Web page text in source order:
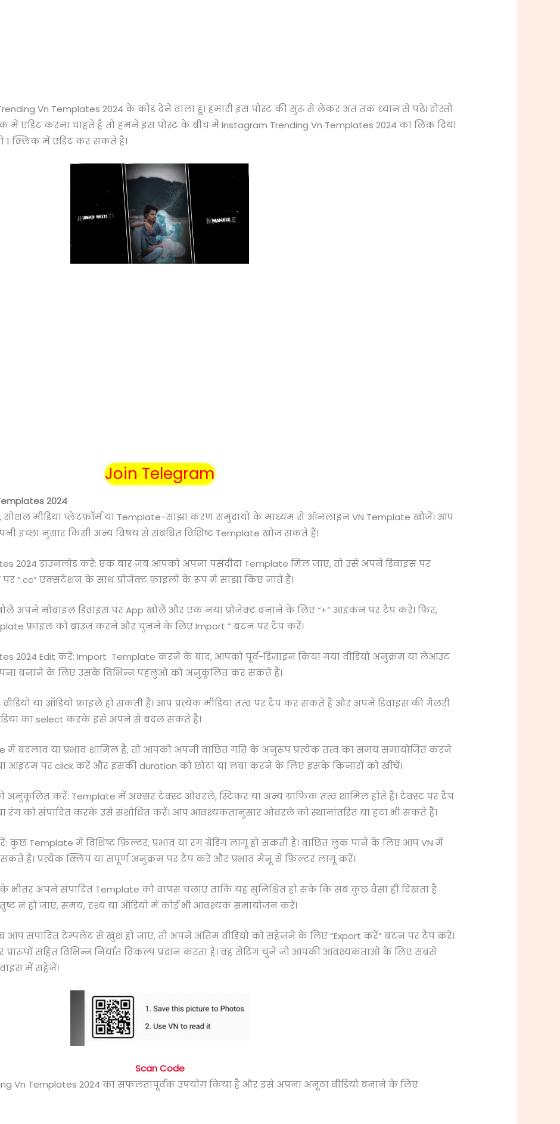
Vn Templates 2024 के कोड देने वाला हु। हमारी इस पोस्ट की सुरू से लेकर अंत तक ध्यान से पढ़े। दोस्तो
में एडिट करना चाहते है तो हमने इस पोस्ट के बीच में Instagram Trending Vn Templates 2024 का लिंक दिया
1 क्लिक में एडिट कर सकते है।
Join Telegram
2024
सोशल मीडिया प्लेटफ़ॉर्म या Template-साझा करण समुदायों के माध्यम से ऑनलाइन VN Template खोजें। आप
इच्छा नुसार किसी अन्य विषय से संबंधित विशिष्ट Template खोज सकते हैं।
2024 डाउनलोड करें: एक बार जब आपको अपना पसंदीदा Template मिल जाए, तो उसे अपने डिवाइस पर
“.cc” एक्सटेंशन के साथ प्रोजेक्ट फ़ाइलों के रूप में साझा किए जाते हैं।
अपने मोबाइल डिवाइस पर App खोलें और एक नया प्रोजेक्ट बनाने के लिए “+” आइकन पर टैप करें। फिर,
फ़ाइल को ब्राउज़ करने और चुनने के लिए Import ” बटन पर टैप करें।
2024 Edit करें: Import Template करने के बाद, आपको पूर्व-डिज़ाइन किया गया वीडियो अनुक्रम या लेआउट
बनाने के लिए उसके विभिन्न पहलुओं को अनुकूलित कर सकते हैं।
वीडियो या ऑडियो फ़ाइलें हो सकती हैं। आप प्रत्येक मीडिया तत्व पर टैप कर सकते हैं और अपने डिवाइस की गैलरी
मीडिया का select करके इसे अपने से बदल सकते हैं।
में बदलाव या प्रभाव शामिल हैं, तो आपको अपनी वांछित गति के अनुरूप प्रत्येक तत्व का समय समायोजित करने
आइटम पर click करें और इसकी duration को छोटा या लंबा करने के लिए इसके किनारों को खींचें।
अनुकूलित करें: Template में अक्सर टेक्स्ट ओवरले, स्टिकर या अन्य ग्राफिक तत्व शामिल होते हैं। टेक्स्ट पर टैप
रंग को संपादित करके उसे संशोधित करें। आप आवश्यकतानुसार ओवरले को स्थानांतरित या हटा भी सकते हैं।
Template में विशिष्ट फ़िल्टर, प्रभाव या रंग ग्रेडिंग लागू हो सकती है। वांछित लुक पाने के लिए आप VN में
सकते हैं। प्रत्येक क्लिप या संपूर्ण अनुक्रम पर टैप करें और प्रभाव मेनू से फ़िल्टर लागू करें।
भीतर अपने संपादित Template को वापस चलाएं ताकि यह सुनिश्चित हो सके कि सब कुछ वैसा ही दिखता है
न हो जाएं, समय, दृश्य या ऑडियो में कोई भी आवश्यक समायोजन करें।
आप संपादित टेम्पलेट से खुश हो जाएं, तो अपने अंतिम वीडियो को सहेजने के लिए “Export करें” बटन पर टैप करें।
प्रारूपों सहित विभिन्न निर्यात विकल्प प्रदान करता है। वह सेटिंग चुनें जो आपकी आवश्यकताओं के लिए सबसे
में सहेजें।
Scan Code
Vn Templates 2024 का सफलतापूर्वक उपयोग किया है और इसे अपना अनूठा वीडियो बनाने के लिए